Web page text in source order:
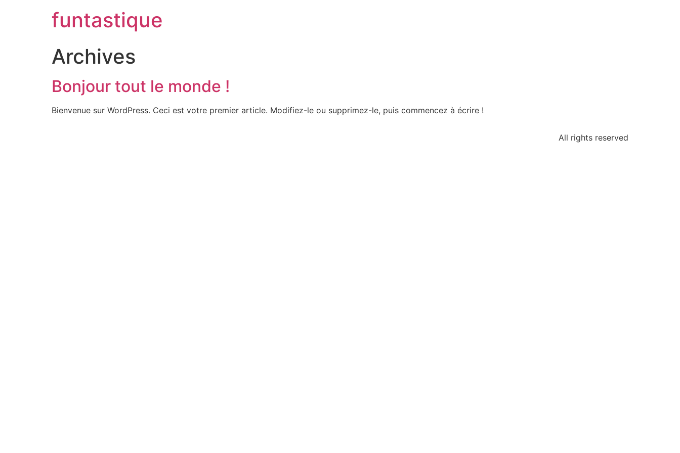
funtastique
Archives
Bonjour tout le monde !
Bienvenue sur WordPress. Ceci est votre premier article. Modifiez-le ou supprimez-le, puis commencez à écrire !
All rights reserved